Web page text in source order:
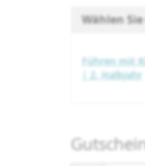
Wählen
Führen mit
| 2. Halbjahr